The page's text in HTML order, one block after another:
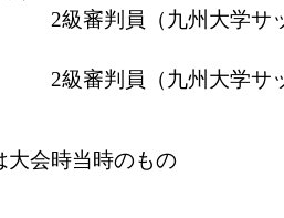
審判員（九州大学サッ
審判員（九州大学サッ
会時当時のもの